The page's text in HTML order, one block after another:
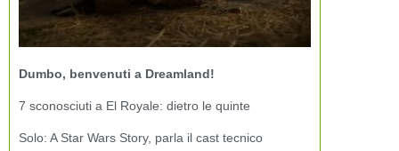
Dumbo, benvenuti a Dreamland!
7 sconosciuti a El Royale: dietro le quinte
Solo: A Star Wars Story, parla il cast tecnico